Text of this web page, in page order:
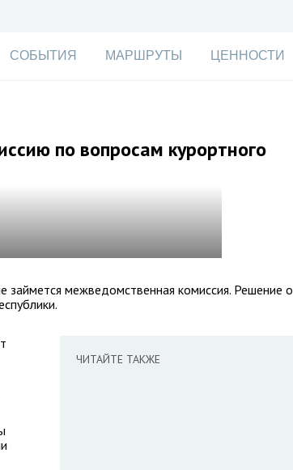
СОБЫТИЯ МАРШРУТЫ ЦЕННОСТИ
по вопросам курортного
займется межведомственная комиссия. Решение о
ЧИТАЙТЕ ТАКЖЕ